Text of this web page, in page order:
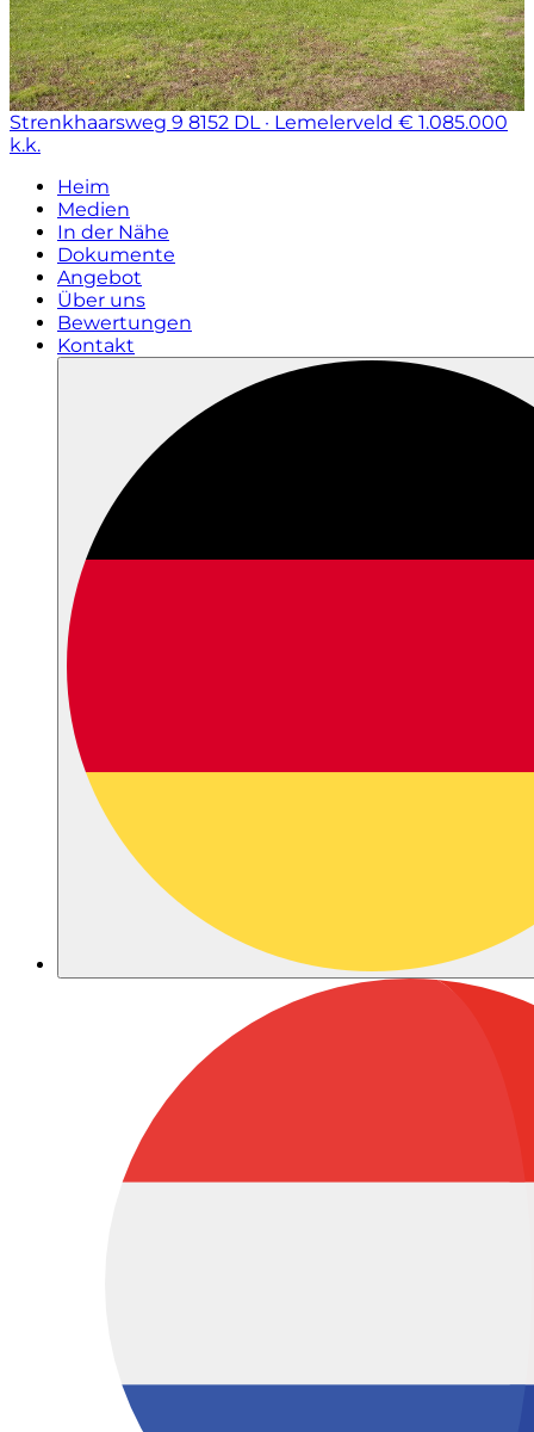
Strenkhaarsweg 9 8152 DL · Lemelerveld € 1.085.000
k.k.
Heim
Medien
In der Nähe
Dokumente
Angebot
Über uns
Bewertungen
Kontakt